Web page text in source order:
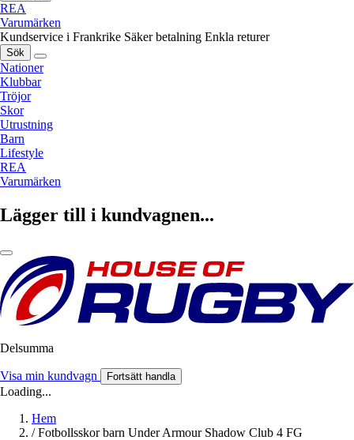
REA
Varumärken
Kundservice i Frankrike Säker betalning Enkla returer
Sök
Nationer
Klubbar
Tröjor
Skor
Utrustning
Barn
Lifestyle
REA
Varumärken
Lägger till i kundvagnen...
Delsumma
Visa min kundvagn Fortsätt handla
Loading...
Hem
/ Fotbollsskor barn Under Armour Shadow Club 4 FG